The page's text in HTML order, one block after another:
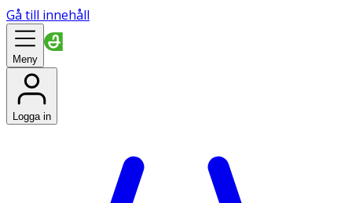
Gå till innehåll
Meny
Logga in